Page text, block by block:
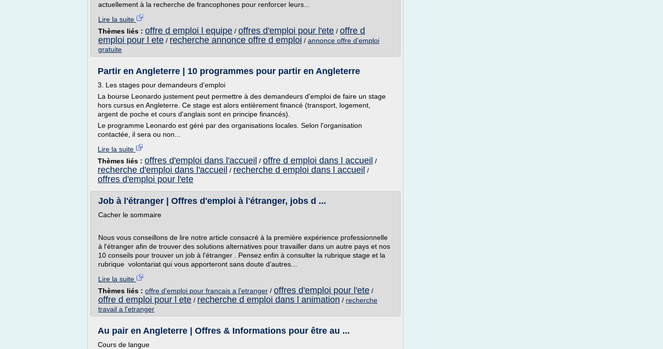
actuellement à la recherche de francophones pour renforcer leurs...
Lire la suite
Thèmes liés : offre d emploi l equipe / offres d'emploi pour l'ete / offre d
emploi pour l ete / recherche annonce offre d emploi / annonce offre d'emploi
gratuite
Partir en Angleterre | 10 programmes pour partir en Angleterre
3. Les stages pour demandeurs d'emploi
La bourse Leonardo justement peut permettre à des demandeurs d'emploi de faire un stage
hors cursus en Angleterre. Ce stage est alors entièrement financé (transport, logement,
argent de poche et cours d'anglais sont en principe financés).
Le programme Leonardo est géré par des organisations locales. Selon l'organisation
contactée, il sera ou non...
Lire la suite
Thèmes liés : offres d'emploi dans l'accueil / offre d emploi dans l accueil /
recherche d'emploi dans l'accueil / recherche d emploi dans l accueil /
offres d'emploi pour l'ete
Job à l'étranger | Offres d'emploi à l'étranger, jobs d ...
Cacher le sommaire
Nous vous conseillons de lire notre article consacré à la première expérience professionnelle
à l'étranger afin de trouver des solutions alternatives pour travailler dans un autre pays et nos
10 conseils pour trouver un job à l'étranger . Pensez enfin à consulter la rubrique stage et la
rubrique volontariat qui vous apporteront sans doute d'autres...
Lire la suite
Thèmes liés : offre d'emploi pour francais a l'etranger / offres d'emploi pour l'ete /
offre d emploi pour l ete / recherche d emploi dans l animation / recherche
travail a l'etranger
Au pair en Angleterre | Offres & Informations pour être au ...
Cours de langue